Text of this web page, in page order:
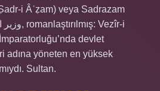
i Âʿẓam) veya Sadrazam
devlet
adına yöneten en yüksek
Sultan.